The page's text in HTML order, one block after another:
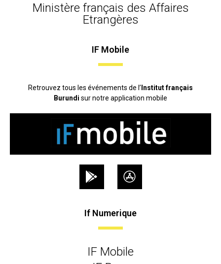
Ministère français des Affaires
Etrangères
IF Mobile
Retrouvez tous les événements de l’ Institut français
Burundi sur notre application mobile
If Numerique
IF Mobile